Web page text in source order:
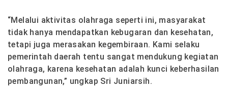
“Melalui aktivitas olahraga seperti ini, masyarakat
tidak hanya mendapatkan kebugaran dan kesehatan,
tetapi juga merasakan kegembiraan. Kami selaku
pemerintah daerah tentu sangat mendukung kegiatan
olahraga, karena kesehatan adalah kunci keberhasilan
pembangunan,” ungkap Sri Juniarsih.